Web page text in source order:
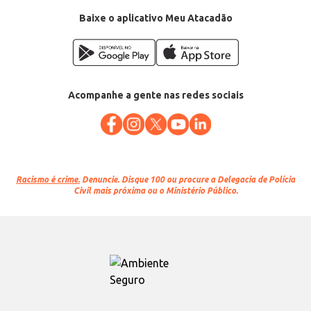
Baixe o aplicativo Meu Atacadão
Acompanhe a gente nas redes sociais
Racismo é crime. Denuncie. Disque 100 ou procure a Delegacia de Polícia
Civil mais próxima ou o Ministério Público.